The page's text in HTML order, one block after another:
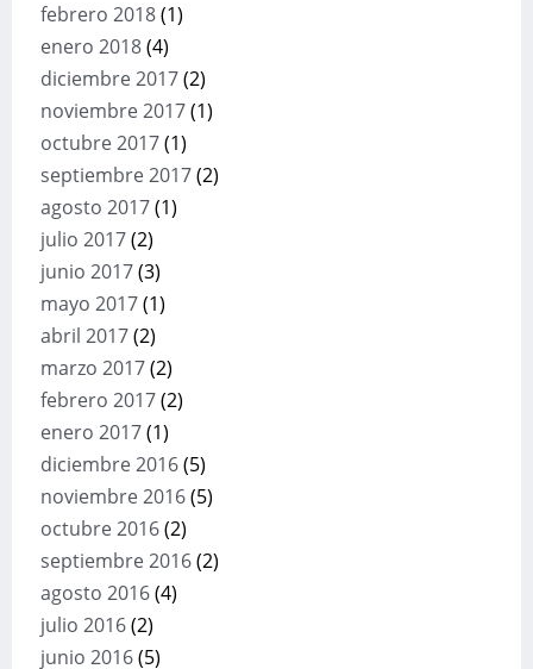
febrero 2018(1)
enero 2018(4)
diciembre 2017(2)
noviembre 2017(1)
octubre 2017(1)
septiembre 2017(2)
agosto 2017(1)
julio 2017(2)
junio 2017(3)
mayo 2017(1)
abril 2017(2)
marzo 2017(2)
febrero 2017(2)
enero 2017(1)
diciembre 2016(5)
noviembre 2016(5)
octubre 2016(2)
septiembre 2016(2)
agosto 2016(4)
julio 2016(2)
junio 2016(5)